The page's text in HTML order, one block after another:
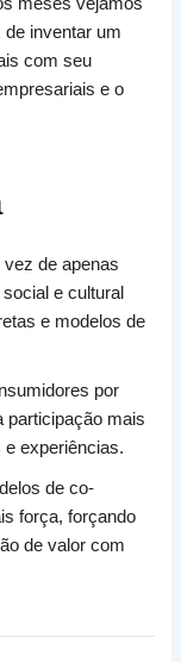
meses vejamos
inventar um
com seu
e o
de apenas
e cultural
e modelos de
por
participação mais
experiências.
de co-
força, forçando
de valor com